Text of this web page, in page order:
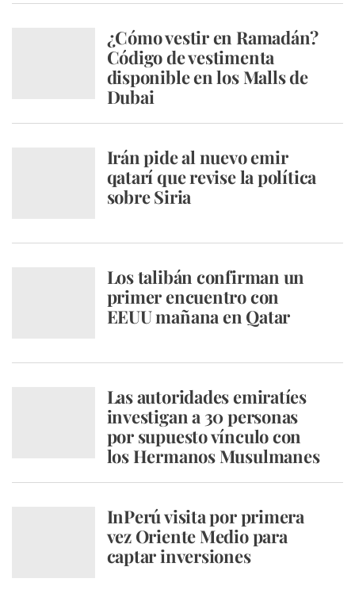
¿Cómo vestir en Ramadán?
Código de vestimenta
disponible en los Malls de
Dubai
Irán pide al nuevo emir
qatarí que revise la política
sobre Siria
Los talibán confirman un
primer encuentro con
EEUU mañana en Qatar
Las autoridades emiratíes
investigan a 30 personas
por supuesto vínculo con
los Hermanos Musulmanes
InPerú visita por primera
vez Oriente Medio para
captar inversiones